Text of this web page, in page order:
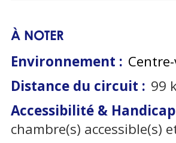
À NOTER
Environnement :
Distance du circuit : 99
Accessibilité &
chambre(s) accessible(s)